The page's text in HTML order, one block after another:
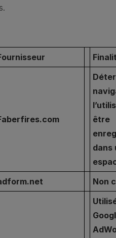
être
dans
Non